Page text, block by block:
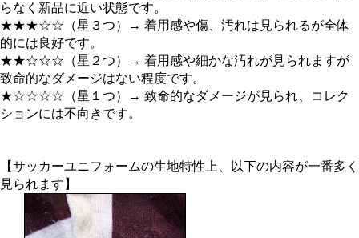
らなく新品に近い状態です。
★★★☆☆（星３つ）→ 着用感や傷、汚れは見られるが全体
的には良好です。
★★☆☆☆（星２つ）→ 着用感や細かな汚れが見られますが
致命的なダメージはない程度です。
★☆☆☆☆（星１つ）→ 致命的なダメージが見られ、コレク
ションには不向きです。
【サッカーユニフォームの生地特性上、以下の内容が一番多く
見られます】